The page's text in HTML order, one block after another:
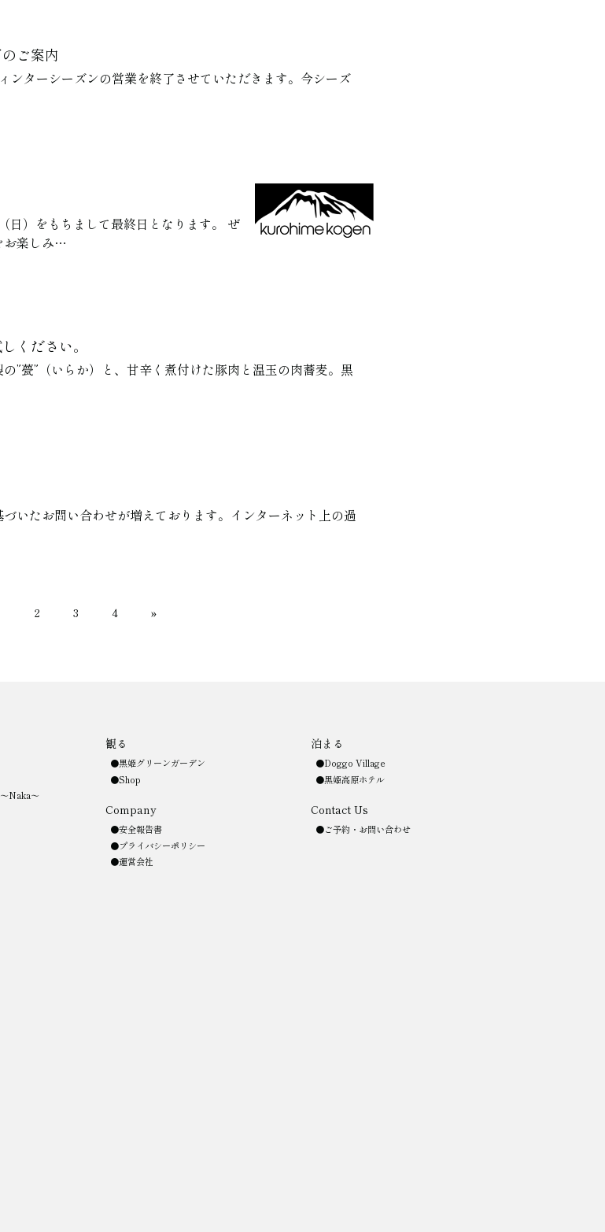
ご案内
ンターシーズンの営業を終了させていただきます。今シーズ
日）をもちまして最終日となります。 ぜ
お楽しみ…
ください。
”甍”（いらか）と、甘辛く煮付けた豚肉と温玉の肉蕎麦。黒
いたお問い合わせが増えております。インターネット上の過
2 3 4 »
Naka〜
観る
黒姫グリーンガーデン
Shop
泊まる
Doggo Village
黒姫高原ホテル
Company
安全報告書
プライバシーポリシー
運営会社
Contact Us
ご予約・お問い合わせ